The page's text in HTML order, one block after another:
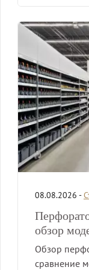
08.08.2026 -
обзор
Обзор
сравнение